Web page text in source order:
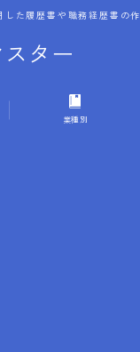
ター
た履歴書や職務経歴書の
デンルール
業種別